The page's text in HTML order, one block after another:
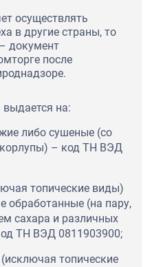
осуществлять
в другие страны, то
документ
после
выдается на:
либо сушеные (со
– код ТН ВЭД
топические виды)
обработанные (на пару,
сахара и различных
ТН ВЭД 0811903900;
топические